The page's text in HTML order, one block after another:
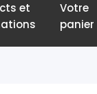
et
Votre
panier